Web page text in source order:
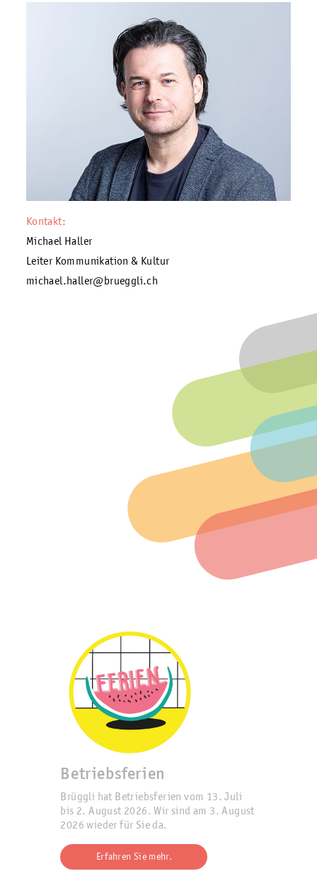
Kontakt:
Michael Haller
Leiter Kommunikation & Kultur
michael.haller@brueggli.ch
Betriebsferien
Brüggli hat Betriebsferien vom 13. Juli
bis 2. August 2026. Wir sind am 3. August
2026 wieder für Sie da.
Erfahren Sie mehr.